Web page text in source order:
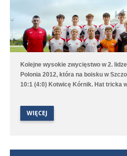
Kolejne wysokie zwycięstwo w 2.
Polonia 2012, która na boisku w
10:1 (4:0) Kotwicę Kórnik. Hat tricka
skompletował Karol Marciniak. Drugi
WIĘCEJ